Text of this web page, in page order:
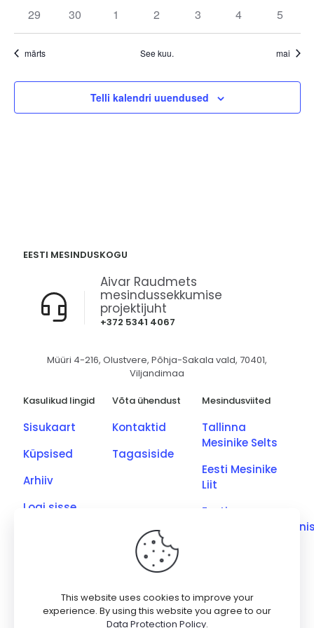
0
sündmused
29
0
sündmused
30
0
sündmused
1
0
sündmused
2
0
sündmused
3
0
sündmused
4
0
5
märts See kuu. mai
Telli kalendri uuendused
EESTI MESINDUSKOGU
+372 5341 4067
Aivar Raudmets
mesindussekkumise
projektijuht
Müüri 4-216, Olustvere, Põhja-Sakala vald, 70401,
Viljandimaa
Kasulikud lingid
Sisukaart
Küpsised
Arhiiv
Logi sisse
Võta ühendust
Kontaktid
Tagasiside
Mesindusviited
Tallinna
Mesinike Selts
Eesti Mesinike
Liit
Eesti
Saaremaa
Meetootjate
This website uses cookies to improve your
experience. By using this website you agree to our
Data Protection Policy.